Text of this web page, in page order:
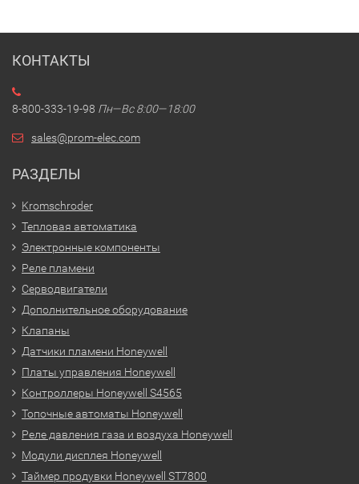
КОНТАКТЫ
8-800-333-19-98 Пн—Вс 8:00—18:00
sales@prom-elec.com
РАЗДЕЛЫ
Kromschroder
Тепловая автоматика
Электронные компоненты
Реле пламени
Серводвигатели
Дополнительное оборудование
Клапаны
Датчики пламени Honeywell
Платы управления Honeywell
Контроллеры Honeywell S4565
Топочные автоматы Honeywell
Реле давления газа и воздуха Honeywell
Модули дисплея Honeywell
Таймер продувки Honeywell ST7800